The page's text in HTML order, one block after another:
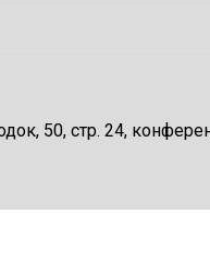
50, стр. 24,